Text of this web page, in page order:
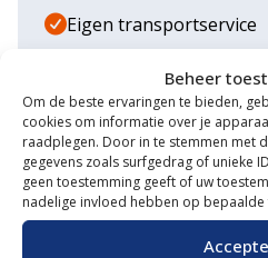
Beheer
Om de beste ervaringen te bieden,
cookies om informatie over je
raadplegen. Door in te stemmen met
gegevens zoals surfgedrag of unieke
geen toestemming geeft of uw
nadelige invloed hebben op
Eigen transportservice
Gespecialiseerde
Diverse
Grote voorraad
Grootste in kleine